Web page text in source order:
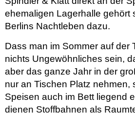
ehemaligen Lagerhalle gehört
Berlins Nachtleben dazu.
Dass man im Sommer auf der
nichts Ungewöhnliches sein,
aber das ganze Jahr in der
nur an Tischen Platz nehmen,
Speisen auch im Bett liegend
dienen Stoffbahnen als